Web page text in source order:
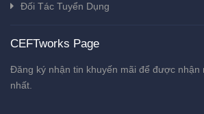
Đối Tác Tuyển Dụng
CEFTworks Page
Đăng ký nhận tin khuyến mãi để được nhận
nhất.